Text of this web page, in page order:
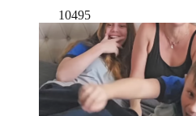
10495